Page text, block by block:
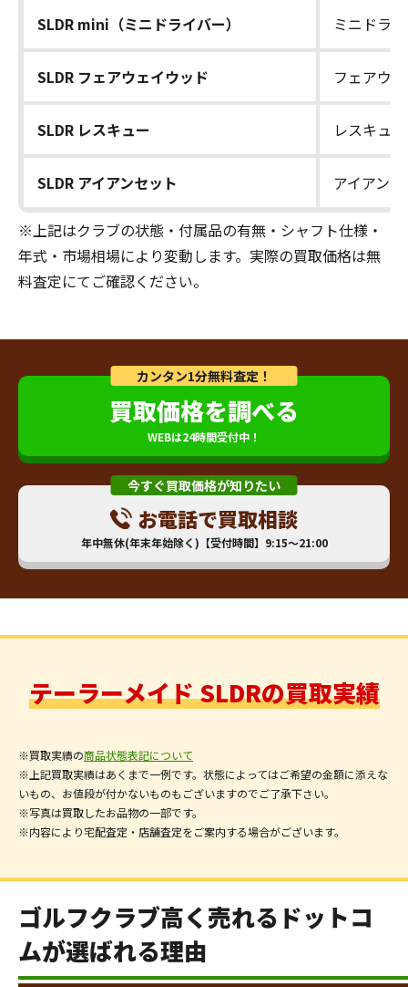
SLDR mini（ミニドライバー） ミニドラ
SLDR フェアウェイウッド フェアウ
SLDR レスキュー レスキュ
SLDR アイアンセット アイアン
※上記はクラブの状態・付属品の有無・シャフト仕様・
年式・市場相場により変動します。実際の買取価格は無
料査定にてご確認ください。
カンタン1分無料査定！
買取価格を調べる
WEBは24時間受付中！
今すぐ買取価格が知りたい
お電話で買取相談
年中無休(年末年始除く)【受付時間】9:15～21:00
テーラーメイド SLDRの買取実績
※買取実績の商品状態表記について
※上記買取実績はあくまで一例です。状態によってはご希望の金額に添えな
いもの、お値段が付かないものもございますのでご了承下さい。
※写真は買取したお品物の一部です。
※内容により宅配査定・店舗査定をご案内する場合がございます。
ゴルフクラブ高く売れるドットコ
ムが選ばれる理由